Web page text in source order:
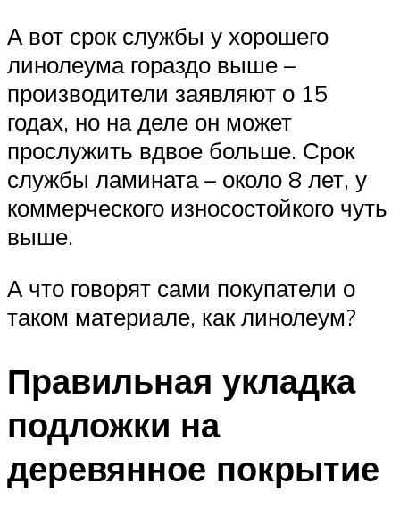
А вот срок службы у хорошего
линолеума гораздо выше –
производители заявляют о 15
годах, но на деле он может
прослужить вдвое больше. Срок
службы ламината – около 8 лет, у
коммерческого износостойкого чуть
выше.
А что говорят сами покупатели о
таком материале, как линолеум?
Правильная укладка
подложки на
деревянное покрытие